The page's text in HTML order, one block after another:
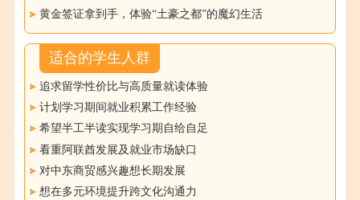
黄金签证拿到手，体验“土豪之都”的魔幻生活
适合的学生人群
追求留学性价比与高质量就读体验
计划学习期间就业积累工作经验
希望半工半读实现学习期自给自足
看重阿联酋发展及就业市场缺口
对中东商贸感兴趣想长期发展
想在多元环境提升跨文化沟通力